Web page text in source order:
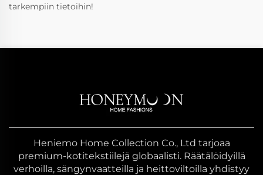
tarkempiin tietoihin!
Heniemo Home Collection Co., Ltd tarjoaa
premium-kotitekstiilejä globaalisti. Räätälöidyillä
verhoilla, sängynvaatteilla ja heittoviltoilla yhdistyy